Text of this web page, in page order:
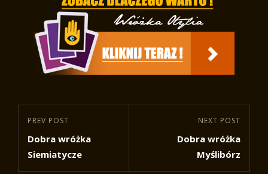
Nawigacja
wpisu
Previous
Post
PREV POST
Dobra wróżka
Siemiatycze
NEXT POST
Dobra wróżka
Myślibórz